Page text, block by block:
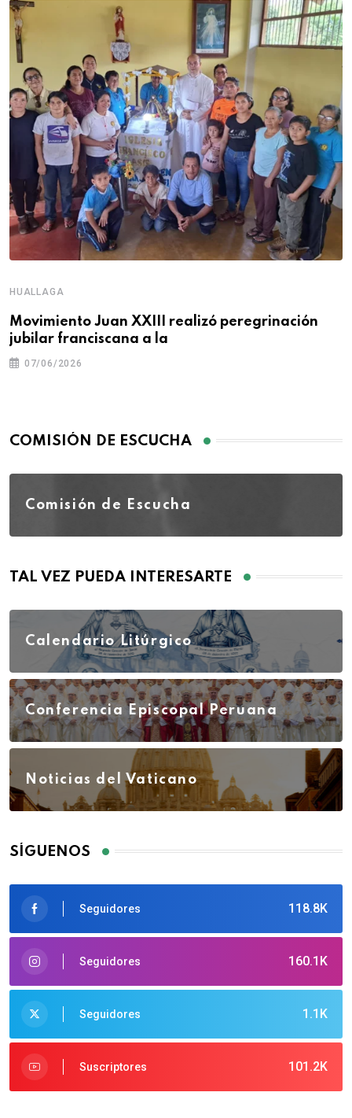
HUALLAGA
Movimiento Juan XXIII realizó peregrinación
jubilar franciscana a la
07/06/2026
COMISIÓN DE ESCUCHA
Comisión de Escucha
TAL VEZ PUEDA INTERESARTE
Calendario Litúrgico
Conferencia Episcopal Peruana
Noticias del Vaticano
SÍGUENOS
118.8K
Seguidores
160.1K
Seguidores
1.1K
Seguidores
101.2K
Suscriptores